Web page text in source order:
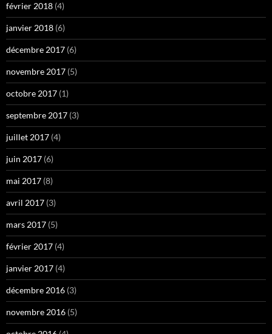
février 2018 (4)
janvier 2018 (6)
décembre 2017 (6)
novembre 2017 (5)
octobre 2017 (1)
septembre 2017 (3)
juillet 2017 (4)
juin 2017 (6)
mai 2017 (8)
avril 2017 (3)
mars 2017 (5)
février 2017 (4)
janvier 2017 (4)
décembre 2016 (3)
novembre 2016 (5)